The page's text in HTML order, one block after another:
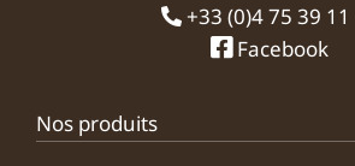
+33 (0)4 75 39 11
Facebook
Nos produits